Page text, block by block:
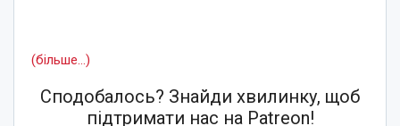
(більше…)
Сподобалось? Знайди хвилинку, щоб
підтримати нас на Patreon!